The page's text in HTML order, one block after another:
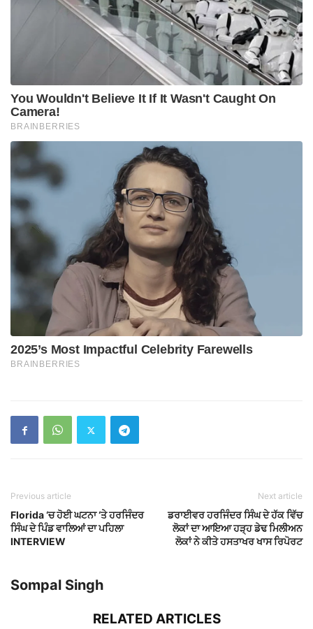
Previous article
Florida ‘ਚ ਹੋਈ ਘਟਨਾ ‘ਤੇ ਹਰਜਿੰਦਰ
ਸਿੰਘ ਦੇ ਪਿੰਡ ਵਾਲਿਆਂ ਦਾ ਪਹਿਲਾ
INTERVIEW
Next article
ਡਰਾਈਵਰ ਹਰਜਿੰਦਰ ਸਿੰਘ ਦੇ ਹੱਕ ਵਿੱਚ
ਲੋਕਾਂ ਦਾ ਆਇਆ ਹੜ੍ਹ ਡੇਢ ਮਿਲੀਅਨ
ਲੋਕਾਂ ਨੇ ਕੀਤੇ ਹਸਤਾਖਰ ਖਾਸ ਰਿਪੋਰਟ
Sompal Singh
RELATED ARTICLES